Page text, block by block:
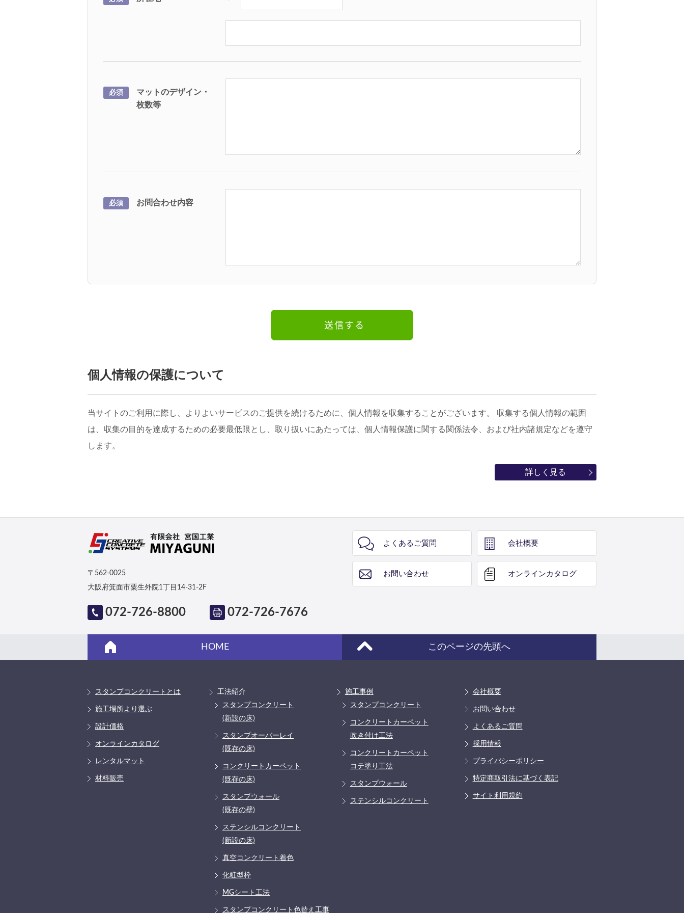
必須
マットのデザイン・
枚数等
必須 お問合わせ内容
個人情報の保護について
当サイトのご利用に際し、よりよいサービスのご提供を続けるために、個人情報を収集することがございます。 収集する個人情報の範囲
は、収集の目的を達成するための必要最低限とし、取り扱いにあたっては、個人情報保護に関する関係法令、および社内諸規定などを遵守
します。
詳しく見る
〒562-0025
大阪府箕面市粟生外院1丁目14-31-2F
072-726-8800 072-726-7676
よくあるご質問 会社概要
お問い合わせ オンライン カタログ
HOME このページの先頭へ
スタンプコンクリートとは
施工場所より選ぶ
設計価格
オンラインカタログ
レンタルマット
材料販売
工法紹介
スタンプコンクリート
(新設の床)
スタンプオーバーレイ
(既存の床)
コンクリートカーペット
(既存の床)
スタンプウォール
(既存の壁)
ステンシルコンクリート
(新設の床)
真空コンクリート着色
化粧型枠
MGシート工法
スタンプコンクリート色替え工事
施工事例
スタンプコンクリート
コンクリートカーペット
吹き付け工法
コンクリートカーペット
コテ塗り工法
スタンプウォール
ステンシルコンクリート
会社概要
お問い合わせ
よくあるご質問
採用情報
プライバシーポリシー
特定商取引法に基づく表記
サイト利用規約